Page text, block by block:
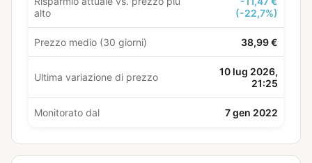
alto
(-22,7%)
Prezzo medio (30 giorni) 38,99 €
Ultima variazione di prezzo
10 lug 2026,
21:25
Monitorato dal 7 gen 2022